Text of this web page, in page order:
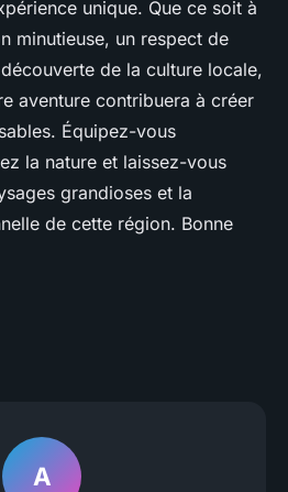
unique. Que ce soit à
minutieuse, un respect de
de la culture locale,
aventure contribuera à créer
Équipez-vous
la nature et laissez-vous
grandioses et la
de cette région. Bonne
A